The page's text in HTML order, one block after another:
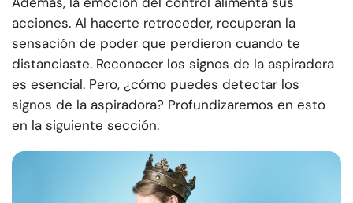
acciones. Al hacerte retroceder, recuperan la
sensación de poder que perdieron cuando te
distanciaste. Reconocer los signos de la aspiradora
es esencial. Pero, ¿cómo puedes detectar los
signos de la aspiradora? Profundizaremos en esto
en la siguiente sección.